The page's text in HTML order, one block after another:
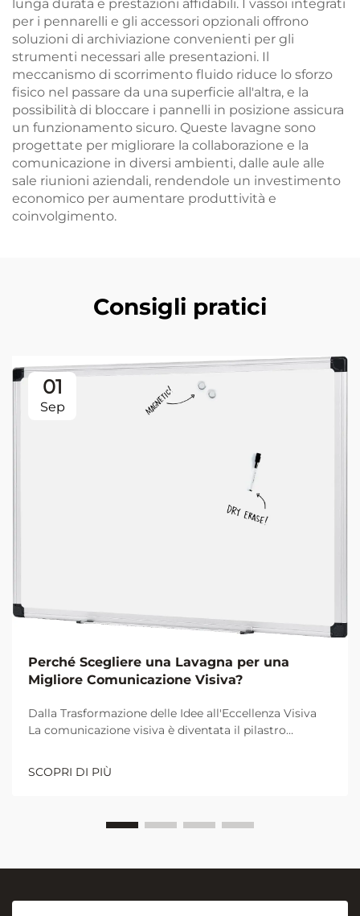
lunga durata e prestazioni affidabili. I vassoi integrati
per i pennarelli e gli accessori opzionali offrono
soluzioni di archiviazione convenienti per gli
strumenti necessari alle presentazioni. Il
meccanismo di scorrimento fluido riduce lo sforzo
fisico nel passare da una superficie all'altra, e la
possibilità di bloccare i pannelli in posizione assicura
un funzionamento sicuro. Queste lavagne sono
progettate per migliorare la collaborazione e la
comunicazione in diversi ambienti, dalle aule alle
sale riunioni aziendali, rendendole un investimento
economico per aumentare produttività e
coinvolgimento.
Consigli pratici
01
Sep
Perché Scegliere una Lavagna per una
Migliore Comunicazione Visiva?
Dalla Trasformazione delle Idee all'Eccellenza Visiva
La comunicazione visiva è diventata il pilastro
apprendimento efficaci negli ambienti lavorativi e
didattici moderni. Al centro di questa rivoluzione
SCOPRI DI PIÙ